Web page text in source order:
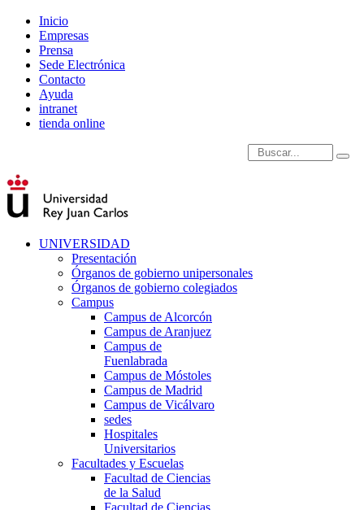
Inicio
Empresas
Prensa
Sede Electrónica
Contacto
Ayuda
intranet
tienda online
Introduce términos de
UNIVERSIDAD
Presentación
Órganos de gobierno unipersonales
Órganos de gobierno colegiados
Campus
Campus de Alcorcón
Campus de Aranjuez
Campus de
Fuenlabrada
Campus de Móstoles
Campus de Madrid
Campus de Vicálvaro
sedes
Hospitales
Universitarios
Facultades y Escuelas
Facultad de Ciencias
de la Salud
Facultad de Ciencias